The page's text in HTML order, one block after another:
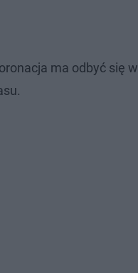
ma odbyć się w